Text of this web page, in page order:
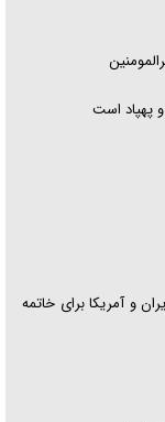
پهپاد است
و آمریکا برای خاتمه